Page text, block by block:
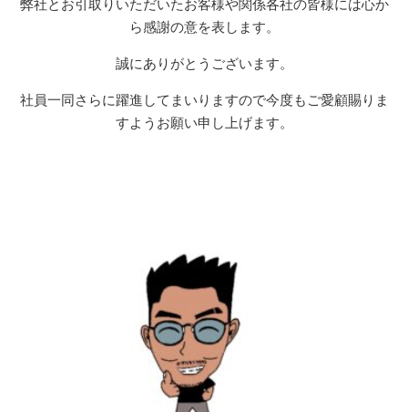
弊社とお引取りいただいたお客様や関係各社の皆様には心か
ら感謝の意を表します。
誠にありがとうございます。
社員一同さらに躍進してまいりますので今度もご愛顧賜りま
すようお願い申し上げます。